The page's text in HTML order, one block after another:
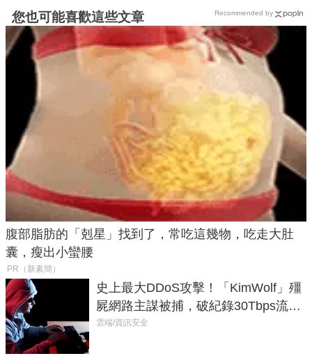
您也可能喜歡這些文章
腹部脂肪的「剋星」找到了，常吃這幾物，吃走大肚
囊，瘦出小蠻腰
PR（新素簡）
史上最大DDoS攻擊！「KimWolf」殭
屍網路主謀被捕，破紀錄30Tbps流量
癱瘓全球！
雲端/資訊安全
Recommended by